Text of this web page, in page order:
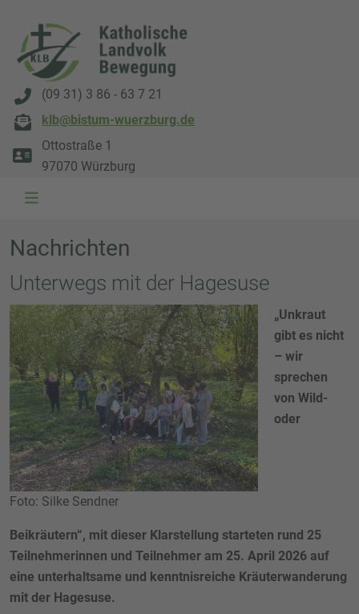
(09 31) 3 86 - 63 7 21
klb@bistum-wuerzburg.de
Ottostraße 1
97070 Würzburg
Nachrichten
Unterwegs mit der Hagesuse
Foto: Silke Sendner
„Unkraut
gibt es nicht
– wir
sprechen
von Wild-
oder
Beikräutern“, mit dieser Klarstellung starteten rund 25
Teilnehmerinnen und Teilnehmer am 25. April 2026 auf
eine unterhaltsame und kenntnisreiche Kräuterwanderung
mit der Hagesuse.